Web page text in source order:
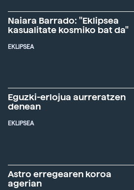
Naiara Barrado: "Eklipsea
kasualitate kosmiko bat da"
EKLIPSEA
Eguzki-erlojua aurreratzen
denean
EKLIPSEA
Astro erregearen koroa
agerian